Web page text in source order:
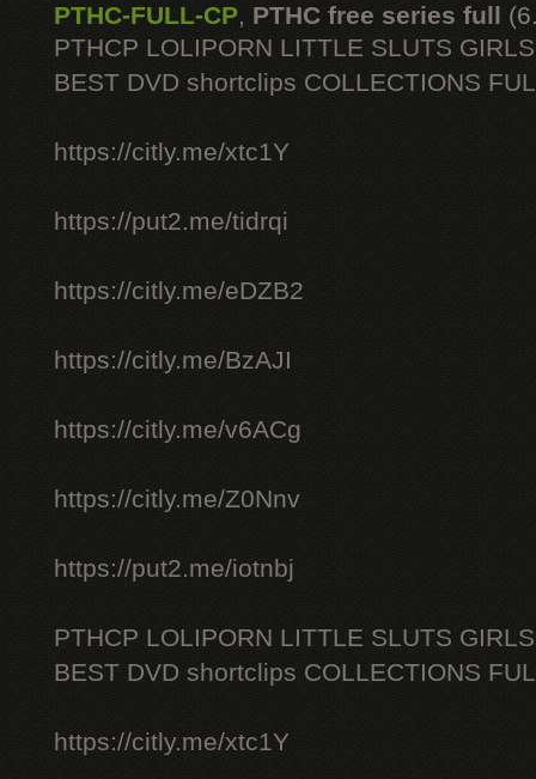
PTHC-FULL-CP, PTHC free series full
PTHCP LOLIPORN LITTLE SLUTS
BEST DVD shortclips COLLECTIONS
https://citly.me/xtc1Y
https://put2.me/tidrqi
https://citly.me/eDZB2
https://citly.me/BzAJI
https://citly.me/v6ACg
https://citly.me/Z0Nnv
https://put2.me/iotnbj
PTHCP LOLIPORN LITTLE SLUTS
BEST DVD shortclips COLLECTIONS
https://citly.me/xtc1Y